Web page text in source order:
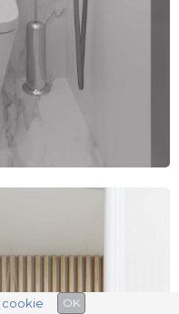
cookie OK